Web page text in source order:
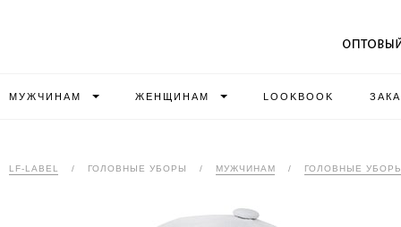
МУЖЧИНАМ ЖЕНЩИНАМ LOOKBOOK
LF-LABEL / ГОЛОВНЫЕ УБОРЫ / МУЖЧИНАМ / ГОЛОВНЫЕ